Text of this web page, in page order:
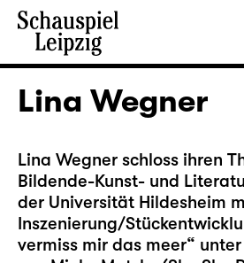
Lina Wegner
Lina Wegner schloss ihren
Bildende-Kunst- und
der Universität Hildesheim
Inszenierung/
vermiss mir das meer“